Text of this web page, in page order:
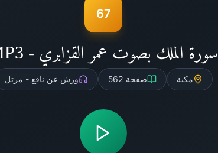
67
سورة الملك بصوت عمر القزابري - MP3
مكية صفحة 562 ورش عن نافع - مرتل